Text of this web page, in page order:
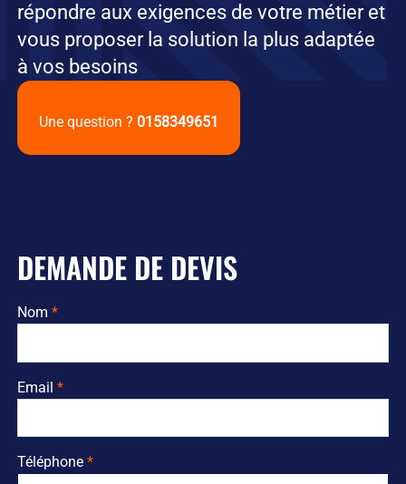
répondre aux exigences de votre métier et
vous proposer la solution la plus adaptée
à vos besoins
Une question ? 0158349651
DEMANDE DE DEVIS
Nom
Email
Téléphone